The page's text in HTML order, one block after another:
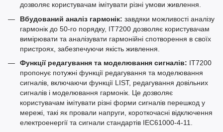
дозволяє користувачам імітувати різні умови живлення.
Вбудований аналіз гармонік: завдяки можливості аналізу
гармонік до 50-го порядку, IT7200 дозволяє користувачам
вимірювати та аналізувати гармонійні спотворення в своїх
пристроях, забезпечуючи якість живлення.
Функції редагування та моделювання сигналів: IT7200
пропонує потужні функції редагування та моделювання
сигналів, включаючи функції LIST, редагування довільних
сигналів і моделювання гармонік. Це дозволяє
користувачам імітувати різні форми сигналів перешкод у
мережі, такі як провали напруги, короткочасні відключення
електроенергії та сигнали стандартів IEC61000-4-11.